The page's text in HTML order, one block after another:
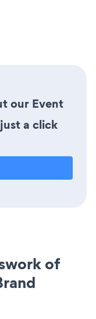
our Event
a click
of